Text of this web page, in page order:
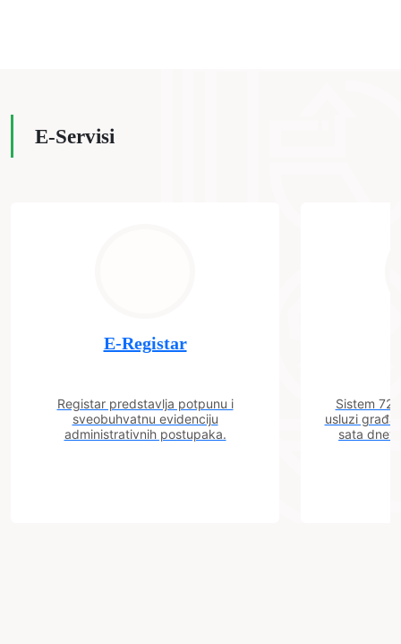
E-Servisi
E-Registar
Registar predstavlja potpunu i
sveobuhvatnu evidenciju
administrativnih postupaka.
Sistem 72
usluzi
sata